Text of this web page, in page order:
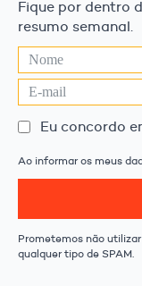
Fique por dentro
resumo semanal.
Eu concordo
Ao informar os meus
Prometemos não
qualquer tipo de SPAM.